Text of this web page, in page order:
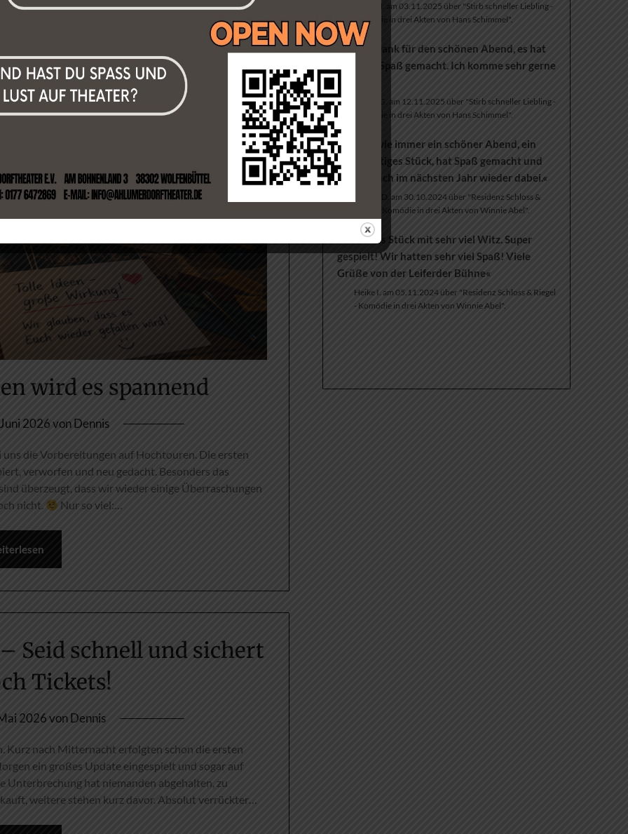
wird es spannend
2026vonDennis
die Vorbereitungen auf Hochtouren. Die ersten
verworfen und neu gedacht. Besonders das
überzeugt, dass wir wieder einige Überraschungen
nicht.
Nur so viel:…
Seid schnell und sichert
Tickets!
2026vonDennis
Kurz nach Mitternacht erfolgten schon die ersten
ein großes Update eingespielt und sogar auf
Unterbrechung hat niemanden abgehalten, zu
weitere stehen kurz davor. Absolut verrückter…
Peter M. am 03.11.2025 über "Stirb schneller Liebling -
Komödie in drei Akten von Hans Schimmel".
»Vielen Dank für den schönen Abend, es hat
sehr viel Spaß gemacht. Ich komme sehr gerne
Achim G. am 12.11.2025 über "Stirb schneller Liebling -
Komödie in drei Akten von Hans Schimmel".
»Es war wie immer ein schöner Abend, ein
tolles lustiges Stück, hat Spaß gemacht und
ich bin auch im nächsten Jahr wieder dabei.«
Annika D. am 30.10.2024 über "Residenz Schloss &
Riegel - Komödie in drei Akten von Winnie Abel".
»Ein tolles Stück mit sehr viel Witz. Super
gespielt! Wir hatten sehr viel Spaß! Viele
Grüße von der Leiferder Bühne«
Heike I. am 05.11.2024 über "Residenz Schloss & Riegel
- Komödie in drei Akten von Winnie Abel".